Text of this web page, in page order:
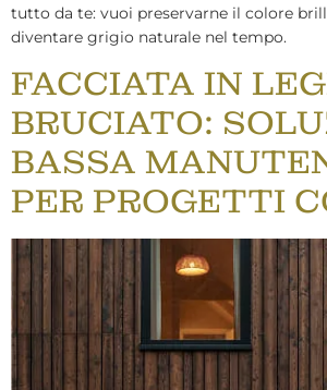
tutto da te: vuoi preservarne il colore
diventare grigio naturale nel tempo.
FACCIATA IN
BRUCIATO:
BASSA
PER PROGETTI